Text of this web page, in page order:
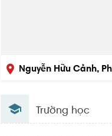
Nguyễn Hữu Cảnh,
Trường học